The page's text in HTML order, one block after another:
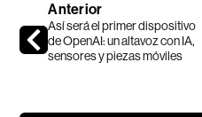
Anterior
Así será el primer dispositivo
de OpenAI: un altavoz con IA,
sensores y piezas móviles